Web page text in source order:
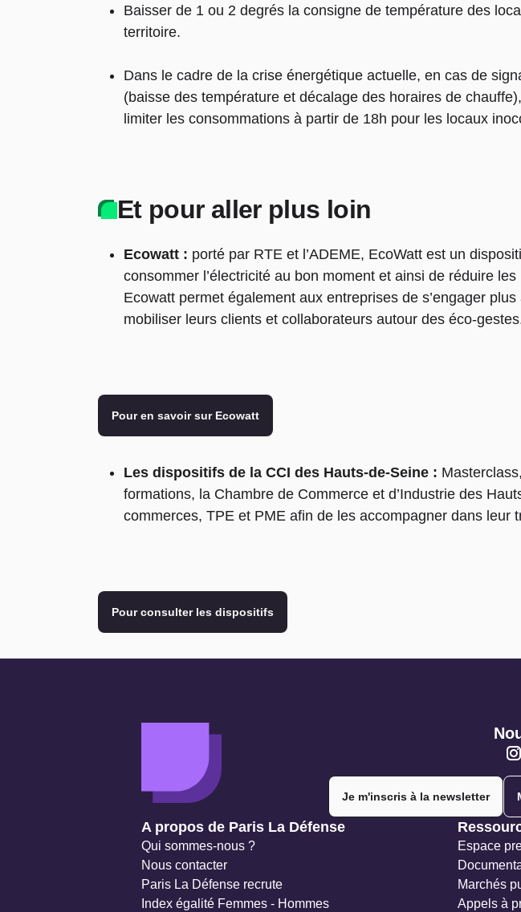
Baisser de 1 ou 2 degrés la consigne de température des
territoire.
Dans le cadre de la crise énergétique actuelle, en cas de
(baisse des température et décalage des horaires de
limiter les consommations à partir de 18h pour les locaux
Et pour aller plus loin
Ecowatt : porté par RTE et l’ADEME, EcoWatt est un
consommer l’électricité au bon moment et ainsi de réduire
Ecowatt permet également aux entreprises de s’engager
mobiliser leurs clients et collaborateurs autour des éco-
Pour en savoir sur Ecowatt
Les dispositifs de la CCI des Hauts-de-Seine :
formations, la Chambre de Commerce et d’Industrie des
commerces, TPE et PME afin de les accompagner dans leur
Pour consulter les dispositifs
Je m'inscris à la newsletter
Navigation secondaire
A propos de Paris La Défense
Qui sommes-nous ?
Nous contacter
Paris La Défense recrute
Index égalité Femmes - Hommes
Espace
Marchés
Appels à